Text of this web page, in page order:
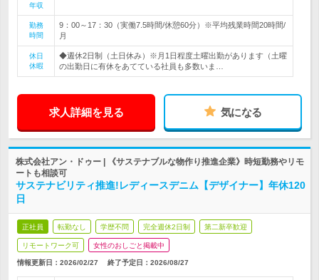
年収
勤務
時間
9：00～17：30（実働7.5時間/休憩60分）※平均残業時間20時間/
月
休日
休暇
◆週休2日制（土日休み）※月1日程度土曜出勤があります（土曜
の出勤日に有休をあてている社員も多数いま…
求人詳細を見る 気になる
株式会社アン・ドゥー | 《サステナブルな物作り推進企業》時短勤務やリモ
ートも相談可
サステナビリティ推進!レディースデニム【デザイナー】年休120
日
正社員 転勤なし 学歴不問 完全週休2日制 第二新卒歓迎
リモートワーク可 女性のおしごと掲載中
情報更新日：2026/02/27 終了予定日： 2026/08/27